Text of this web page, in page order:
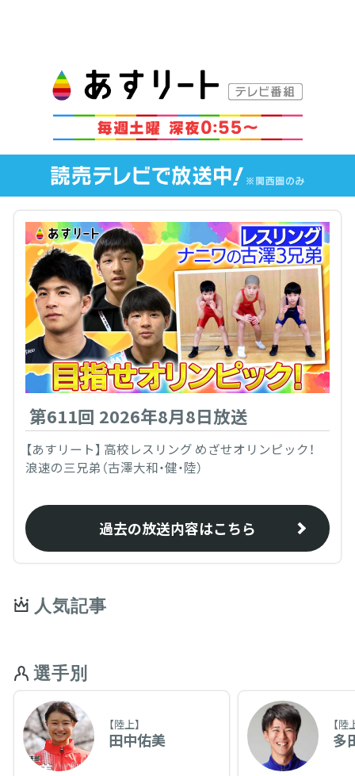
第611回 2026年8月8日放送
【あすリート】 高校レスリング めざせオリンピック！
浪速の三兄弟（古澤大和・健・陸）
過去の放送内容はこちら
人気記事
選手別
【陸上】
田中佑美
【陸
多